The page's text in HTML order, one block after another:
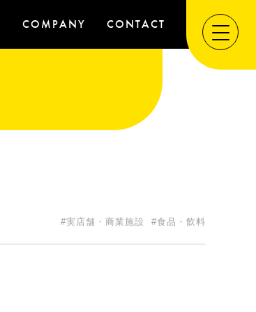
COMPANY CONTACT
#実店舗・商業施設 #食品・飲料